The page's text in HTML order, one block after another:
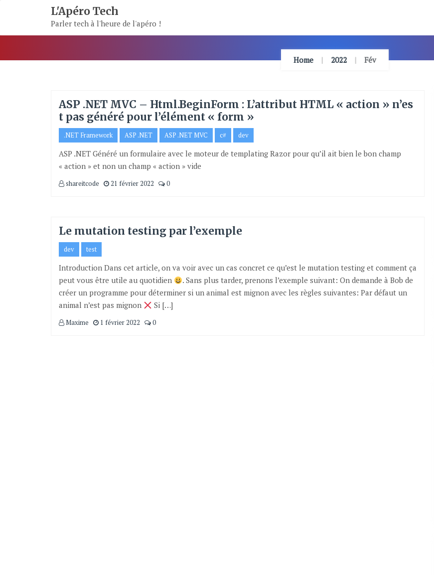
L'Apéro Tech
Parler tech à l'heure de l'apéro !
Home 2022 Fév
ASP .NET MVC – Html.BeginForm : L’attribut HTML « action » n’es
t pas généré pour l’élément « form »
.NET Framework ASP .NET ASP .NET MVC c# dev
ASP .NET Généré un formulaire avec le moteur de templating Razor pour qu’il ait bien le bon champ
« action » et non un champ « action » vide
shareitcode 21 février 2022 0
Le mutation testing par l’exemple
dev test
Introduction Dans cet article, on va voir avec un cas concret ce qu’est le mutation testing et comment ça
peut vous être utile au quotidien
. Sans plus tarder, prenons l’exemple suivant: On demande à Bob de
créer un programme pour déterminer si un animal est mignon avec les règles suivantes: Par défaut un
animal n’est pas mignon
Si […]
Maxime 1 février 2022 0